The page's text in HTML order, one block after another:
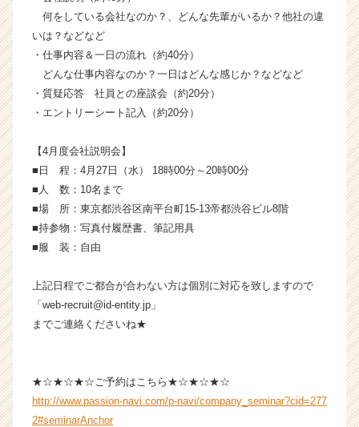
活
ト
チ
ア
キ
ア
e
e
a
r
e
何をしている会社なのか？、どんな先輩がいるか？他社の違
いは？などなど
・仕事内容＆一日の流れ（約40分）
どんな仕事内容なのか？一日はどんな感じか？などなど
・質疑応答 社員との座談会（約20分）
・エントリーシート記入（約20分）
【4月度会社説明会】
■日 程：4月27日（水） 18時00分～20時00分
■人 数：10名まで
■場 所：東京都渋谷区南平台町15-13帝都渋谷ビル8階
■持参物：写真付履歴書、筆記用具
■服 装：自由
上記日程でご都合が合わない方は個別に対応を致しますので
「web-recruit@id-entity.jp」
までご連絡くださいね★
★☆★☆★☆ご予約はこちら★☆★☆★☆
http://www.passion-navi.com/p-navi/company_seminar?cid=277
2#seminarAnchor